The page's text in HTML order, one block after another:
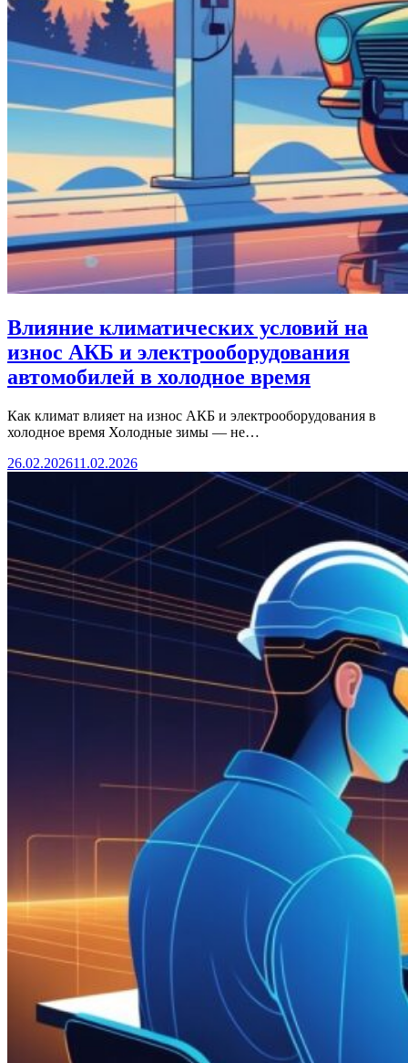
Влияние климатических условий на
износ АКБ и электрооборудования
автомобилей в холодное время
Как климат влияет на износ АКБ и электрооборудования в
холодное время Холодные зимы — не…
26.02.202611.02.2026